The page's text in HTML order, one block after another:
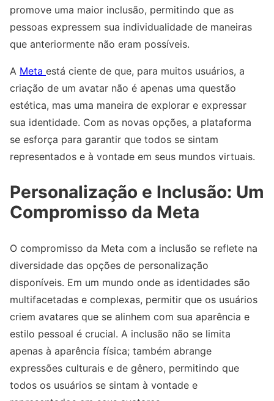
promove uma maior inclusão, permitindo que as
pessoas expressem sua individualidade de maneiras
que anteriormente não eram possíveis.
A Meta está ciente de que, para muitos usuários, a
criação de um avatar não é apenas uma questão
estética, mas uma maneira de explorar e expressar
sua identidade. Com as novas opções, a plataforma
se esforça para garantir que todos se sintam
representados e à vontade em seus mundos virtuais.
Personalização e Inclusão: Um
Compromisso da Meta
O compromisso da Meta com a inclusão se reflete na
diversidade das opções de personalização
disponíveis. Em um mundo onde as identidades são
multifacetadas e complexas, permitir que os usuários
criem avatares que se alinhem com sua aparência e
estilo pessoal é crucial. A inclusão não se limita
apenas à aparência física; também abrange
expressões culturais e de gênero, permitindo que
todos os usuários se sintam à vontade e